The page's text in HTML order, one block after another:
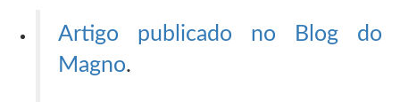
Artigo publicado no Blog do
Magno.